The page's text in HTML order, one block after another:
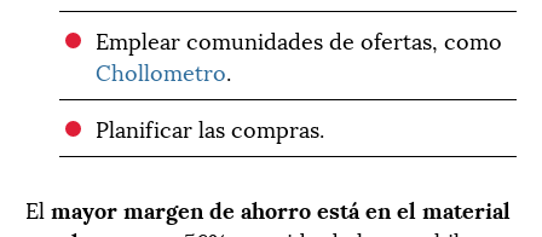
Emplear comunidades de ofertas, como
Chollometro.
Planificar las compras.
El mayor margen de ahorro está en el material